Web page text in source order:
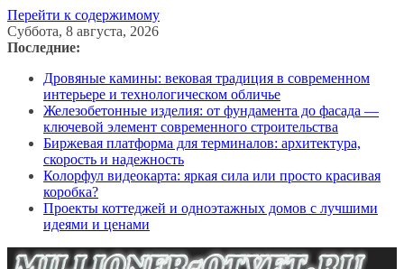
Перейти к содержимому
Суббота, 8 августа, 2026
Последние:
Дровяные камины: вековая традиция в современном
интерьере и технологическом обличье
Железобетонные изделия: от фундамента до фасада —
ключевой элемент современного строительства
Биржевая платформа для терминалов: архитектура,
скорость и надежность
Колорфул видеокарта: яркая сила или просто красивая
коробка?
Проекты коттеджей и одноэтажных домов с лучшими
идеями и ценами